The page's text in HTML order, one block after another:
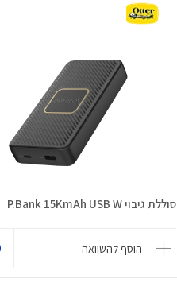
סוללת גיבוי P.Bank 15KmAh USB W
הוסף להשוואה